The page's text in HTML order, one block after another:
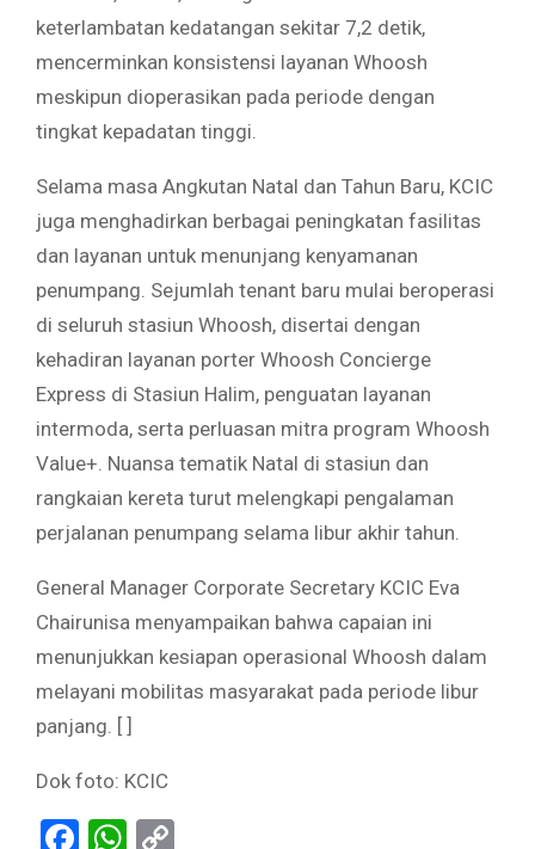
keterlambatan kedatangan sekitar 7,2 detik,
mencerminkan konsistensi layanan Whoosh
meskipun dioperasikan pada periode dengan
tingkat kepadatan tinggi.
Selama masa Angkutan Natal dan Tahun Baru, KCIC
juga menghadirkan berbagai peningkatan fasilitas
dan layanan untuk menunjang kenyamanan
penumpang. Sejumlah tenant baru mulai beroperasi
di seluruh stasiun Whoosh, disertai dengan
kehadiran layanan porter Whoosh Concierge
Express di Stasiun Halim, penguatan layanan
intermoda, serta perluasan mitra program Whoosh
Value+. Nuansa tematik Natal di stasiun dan
rangkaian kereta turut melengkapi pengalaman
perjalanan penumpang selama libur akhir tahun.
General Manager Corporate Secretary KCIC Eva
Chairunisa menyampaikan bahwa capaian ini
menunjukkan kesiapan operasional Whoosh dalam
melayani mobilitas masyarakat pada periode libur
panjang. [ ]
Dok foto: KCIC
Facebook
WhatsApp